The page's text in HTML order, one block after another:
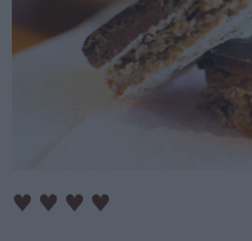
♥ ♥ ♥ ♥